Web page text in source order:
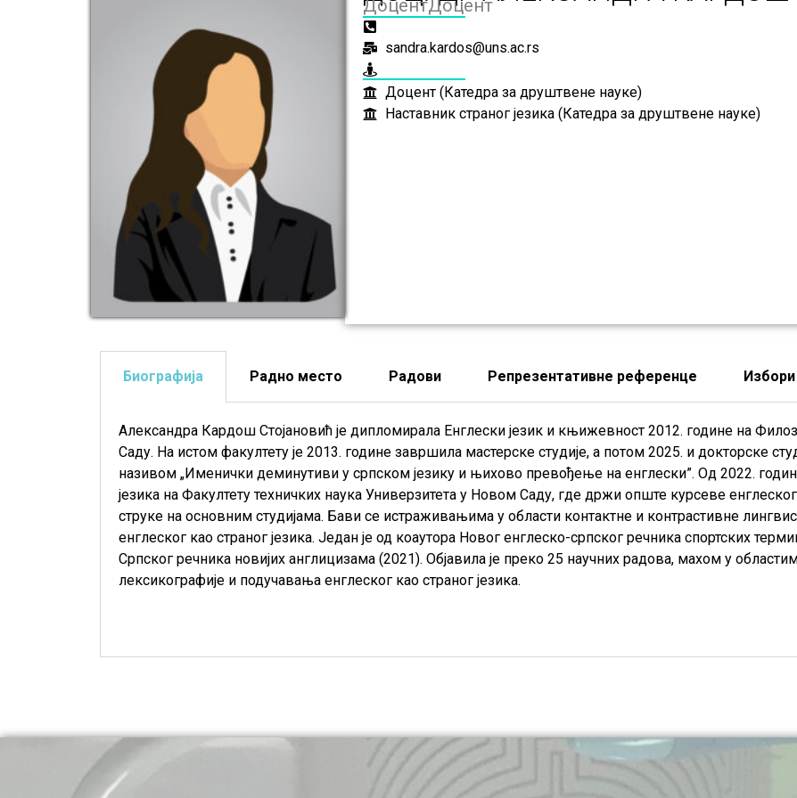
ДоцентДоцент
sandra.kardos@uns.ac.rs
Доцент (Катедра за друштвене науке)
Наставник страног језика (Катедра за друштвене науке)
Биографија Радно место Радови Репрезентативне референце
Александра Кардош Стојановић је дипломирала Енглески језик и књижевност 2012. године на
Саду. На истом факултету је 2013. године завршила мастерске студије, а потом 2025. и докторске
називом „Именички деминутиви у српском језику и њихово превођење на енглески”. Од 2022.
језика на Факултету техничких наука Универзитета у Новом Саду, где држи опште курсеве
струке на основним студијама. Бави се истраживањима у области контактне и контрастивне
енглеског као страног језика. Један је од коаутора Новог енглеско-српског речника спортских
Српског речника новијих англицизама (2021). Објавила је преко 25 научних радова, махом у
лексикографије и подучавања енглеског као страног језика.